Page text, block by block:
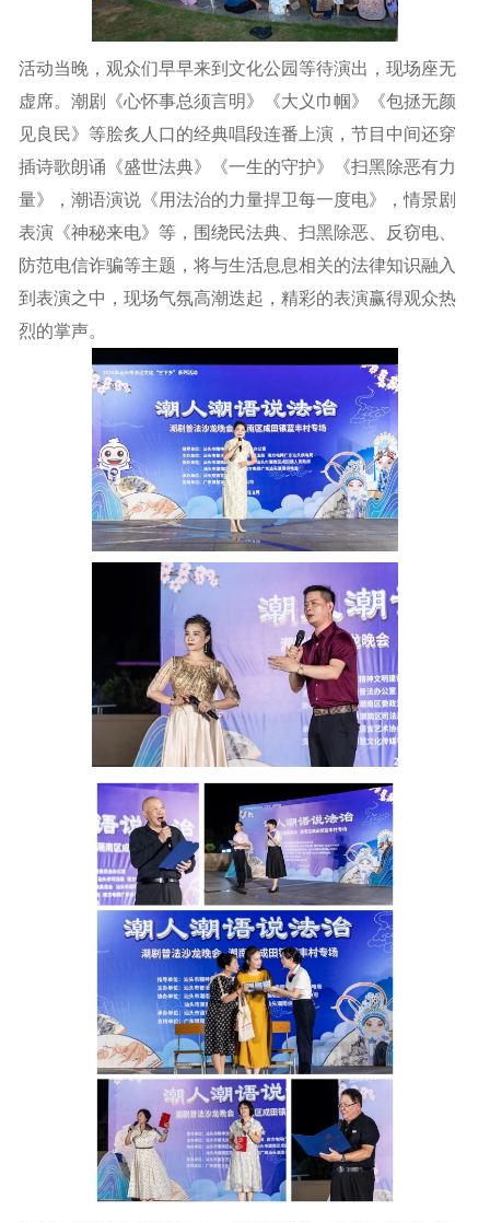
活动当晚，观众们早早来到文化公园等待演出，现场座无
虚席。潮剧《心怀事总须言明》《大义巾帼》《包拯无颜
见良民》等脍炙人口的经典唱段连番上演，节目中间还穿
插诗歌朗诵《盛世法典》《一生的守护》《扫黑除恶有力
量》，潮语演说《用法治的力量捍卫每一度电》，情景剧
表演《神秘来电》等，围绕民法典、扫黑除恶、反窃电、
防范电信诈骗等主题，将与生活息息相关的法律知识融入
到表演之中，现场气氛高潮迭起，精彩的表演赢得观众热
烈的掌声。